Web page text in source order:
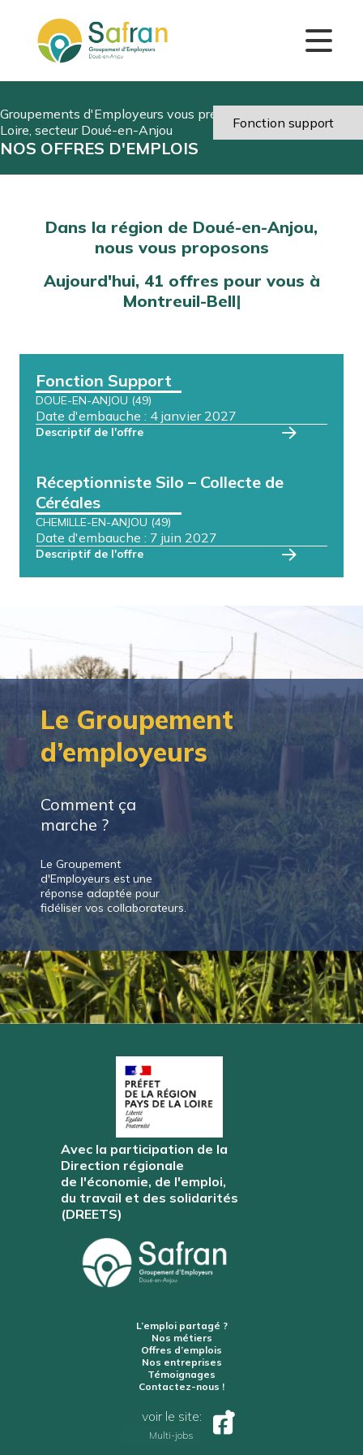
Groupements d'Employeurs vous présente dans le Maine-et-
Loire, secteur Doué-en-Anjou
NOS OFFRES D'EMPLOIS
Dans la région de Doué-en-Anjou,
nous vous proposons
Aujourd'hui, 41 offres pour vous à
Montreuil-|
Fonction Support
DOUE-EN-ANJOU (49)
Date d'embauche : 4 janvier 2027
Descriptif de l'offre
Réceptionniste Silo – Collecte de
Céréales
CHEMILLE-EN-ANJOU (49)
Date d'embauche : 7 juin 2027
Descriptif de l'offre
Le Groupement
d’employeurs
Comment ça
marche ?
Le Groupement
d'Employeurs est une
réponse adaptée pour
fidéliser vos collaborateurs.
Avec la participation de la
Direction régionale
de l'économie, de l'emploi,
du travail et des solidarités
(DREETS)
L’emploi partagé ?
Nos métiers
Offres d’emplois
Nos entreprises
Témoignages
Contactez-nous !
voir le site:
Multi-jobs